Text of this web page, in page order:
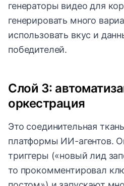
генераторы видео для
генерировать много
использовать вкус и
победителей.
Слой 3:
оркестрация
Это соединительная
платформы ИИ-агентов.
триггеры («новый лид
то прокомментировал